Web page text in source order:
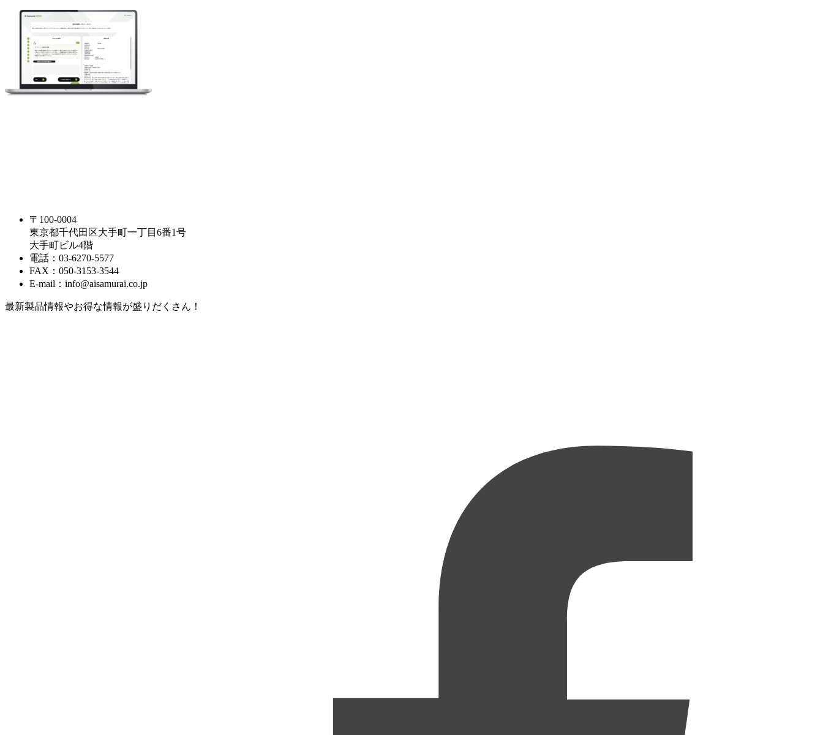
〒100-0004
東京都千代田区大手町一丁目6番1号
大手町ビル4階
電話：03-6270-5577
FAX：050-3153-3544
E-mail：info@aisamurai.co.jp
最新製品情報やお得な情報が盛りだくさん！